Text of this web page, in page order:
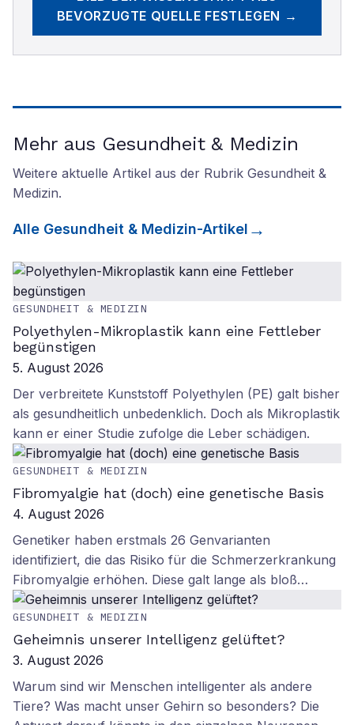
BEVORZUGTE QUELLE FESTLEGEN →
Mehr aus Gesundheit & Medizin
Weitere aktuelle Artikel aus der Rubrik Gesundheit &
Medizin.
Alle Gesundheit & Medizin-Artikel
GESUNDHEIT & MEDIZIN
Polyethylen-Mikroplastik kann eine Fettleber
begünstigen
5. August 2026
Der verbreitete Kunststoff Polyethylen (PE) galt bisher
als gesundheitlich unbedenklich. Doch als Mikroplastik
kann er einer Studie zufolge die Leber schädigen.
GESUNDHEIT & MEDIZIN
Fibromyalgie hat (doch) eine genetische Basis
4. August 2026
Genetiker haben erstmals 26 Genvarianten
identifiziert, die das Risiko für die Schmerzerkrankung
Fibromyalgie erhöhen. Diese galt lange als bloß…
GESUNDHEIT & MEDIZIN
Geheimnis unserer Intelligenz gelüftet?
3. August 2026
Warum sind wir Menschen intelligenter als andere
Tiere? Was macht unser Gehirn so besonders? Die